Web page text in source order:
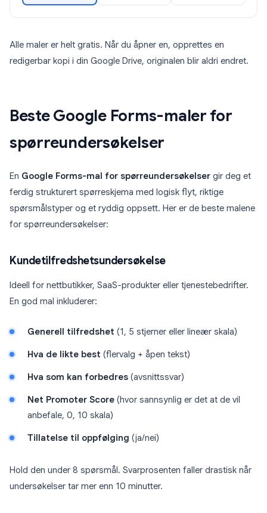
Alle maler er helt gratis. Når du åpner en, opprettes en
redigerbar kopi i din Google Drive, originalen blir aldri endret.
Beste Google Forms-maler for
spørreundersøkelser
En Google Forms-mal for spørreundersøkelser gir deg et
ferdig strukturert spørreskjema med logisk flyt, riktige
spørsmålstyper og et ryddig oppsett. Her er de beste malene
for spørreundersøkelser:
Kundetilfredshetsundersøkelse
Ideell for nettbutikker, SaaS-produkter eller tjenestebedrifter.
En god mal inkluderer:
Generell tilfredshet (1, 5 stjerner eller lineær skala)
Hva de likte best (flervalg + åpen tekst)
Hva som kan forbedres (avsnittssvar)
Net Promoter Score (hvor sannsynlig er det at de vil
anbefale, 0, 10 skala)
Tillatelse til oppfølging (ja/nei)
Hold den under 8 spørsmål. Svarprosenten faller drastisk når
undersøkelser tar mer enn 10 minutter.